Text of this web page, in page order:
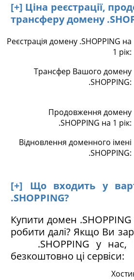
[+] Ціна реєстрації,
трансферу домену
Реєстрація домену .SHOPPING на
1 рік:
Трансфер Вашого домену
.SHOPPING:
Продовження домену
.SHOPPING на 1 рік:
Відновлення доменного імені
.SHOPPING:
[+] Що входить у
.SHOPPING?
Купити домен
робити далі? Якщо Ви
.SHOPPING у нас,
безкоштовно ці сервіси: